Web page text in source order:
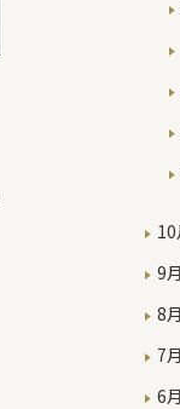
10
9
8
7
6